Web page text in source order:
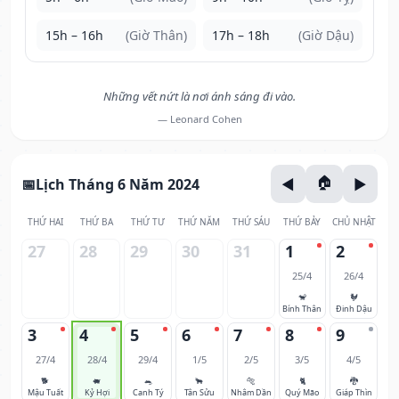
15h – 16h (Giờ Thân) 17h – 18h (Giờ Dậu)
Những vết nứt là nơi ánh sáng đi vào.
— Leonard Cohen
Lịch Tháng 6 Năm 2024
THỨ HAI THỨ BA THỨ TƯ THỨ NĂM THỨ SÁU THỨ BẢY CHỦ NHẬT
27 28 29 30 31 1
25/4
🐒
Bính Thân
2
26/4
🐓
Đinh Dậu
3
27/4
🐕
Mậu Tuất
4
28/4
🐖
Kỷ Hợi
5
29/4
🐀
Canh Tý
6
1/5
🐂
Tân Sửu
7
2/5
🐅
Nhâm Dần
8
3/5
🐈
Quý Mão
9
4/5
🐉
Giáp Thìn